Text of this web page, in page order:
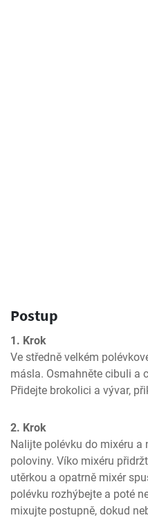
Postup
1. Krok
Ve středně velkém
másla. Osmahněte cibuli a
Přidejte brokolici a vývar,
2. Krok
Nalijte polévku do mixéru
poloviny. Víko mixéru
utěrkou a opatrně mixér
polévku rozhýbejte a poté
mixujte postupně, dokud